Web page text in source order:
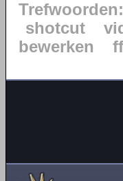
Trefwoorden:
shotcut
bewerken